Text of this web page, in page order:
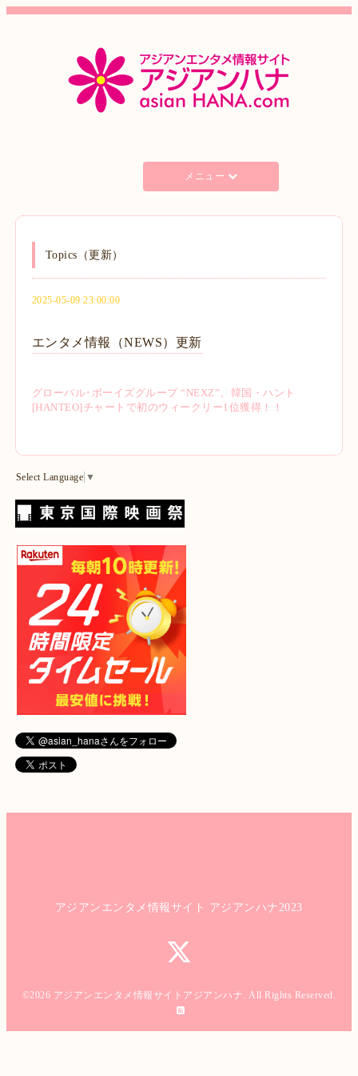
メニュー
Topics（更新）
2025-05-09 23:00:00
エンタメ情報（NEWS）更新
グローバル･ボーイズグループ “NEXZ”、韓国・ハント
[HANTEO]チャートで初のウィークリー1位獲得！！
Select Language ▼
アジアンエンタメ情報サイト アジアンハナ2023
©2026 アジアンエンタメ情報サイトアジアンハナ. All Rights Reserved.